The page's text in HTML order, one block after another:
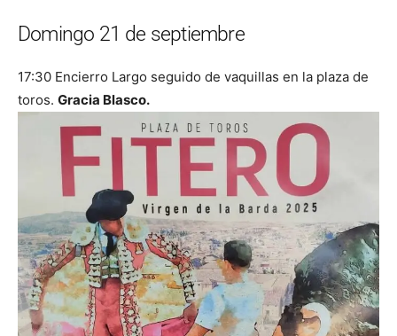
Domingo 21 de septiembre
17:30 Encierro Largo seguido de vaquillas en la plaza de
toros. Gracia Blasco.